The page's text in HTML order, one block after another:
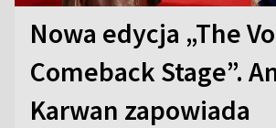
Nowa edycja „The
Comeback Stage”.
Karwan zapowiada